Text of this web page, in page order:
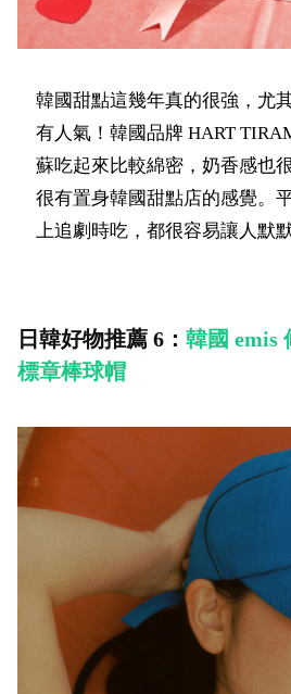
韓國甜點這幾年真的很強，尤
有人氣！韓國品牌 HART
蘇吃起來比較綿密，奶香感也
很有置身韓國甜點店的感覺。
上追劇時吃，都很容易讓人默
日韓好物推薦 6： 韓國 emis
標章棒球帽